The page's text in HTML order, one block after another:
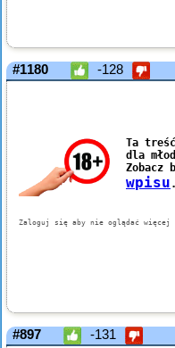
#1180 -128
#897 -131